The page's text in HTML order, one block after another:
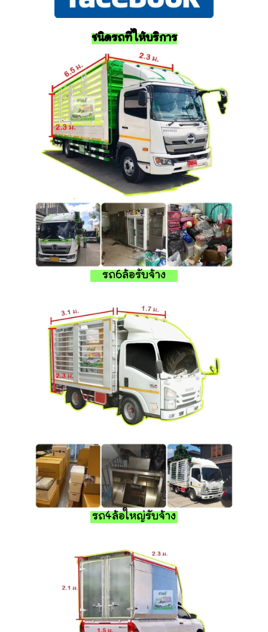
ชนิดรถที่ให้บริการ
รถ6ล้อรับจ้าง
รถ4ล้อใหญ่รับจ้าง